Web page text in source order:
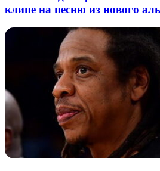
клипе на песню из нового